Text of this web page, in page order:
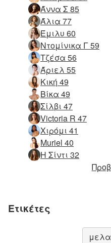
Άννα Σ 85
Άλια 77
Έμιλυ 60
Ντομίνικα Γ 59
Τζέσα 56
Άριελ 55
Κική 49
Βίκα 49
Σίλβι 47
Victoria R 47
Χιρόμι 41
Muriel 40
Η Σίντι 32
Ετικέτες